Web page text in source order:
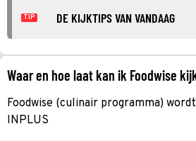
TIP DE KIJKTIPS VAN VANDAAG
Waar en hoe laat kan ik Foodwise
Foodwise (culinair programma)
INPLUS